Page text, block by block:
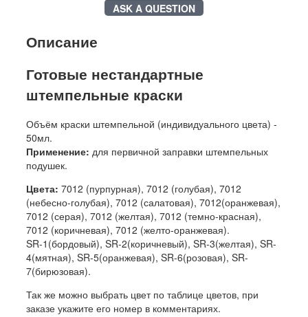
ASK A QUESTION
Описание
Готовые нестандартные
штемпельные краски
Объём краски штемпельной (индивидуального цвета) -
50мл.
Применение: для первичной заправки штемпельных
подушек.
Цвета: 7012 (пурпурная), 7012 (голубая), 7012
(небесно-голубая), 7012 (салатовая), 7012(оранжевая),
7012 (серая), 7012 (желтая), 7012 (темно-красная),
7012 (коричневая), 7012 (желто-оранжевая).
SR-1(бордовый), SR-2(коричневый), SR-3(желтая), SR-
4(мятная), SR-5(оранжевая), SR-6(розовая), SR-
7(бирюзовая).
Так же можно выбрать цвет по таблице цветов, при
заказе укажите его номер в комментариях.